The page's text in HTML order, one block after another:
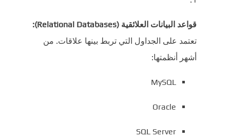
قواعد البيانات العلائقية (Relational Databases):
تعتمد على الجداول التي تربط بينها علاقات. من
أشهر أنظمتها:
MySQL
Oracle
SQL Server